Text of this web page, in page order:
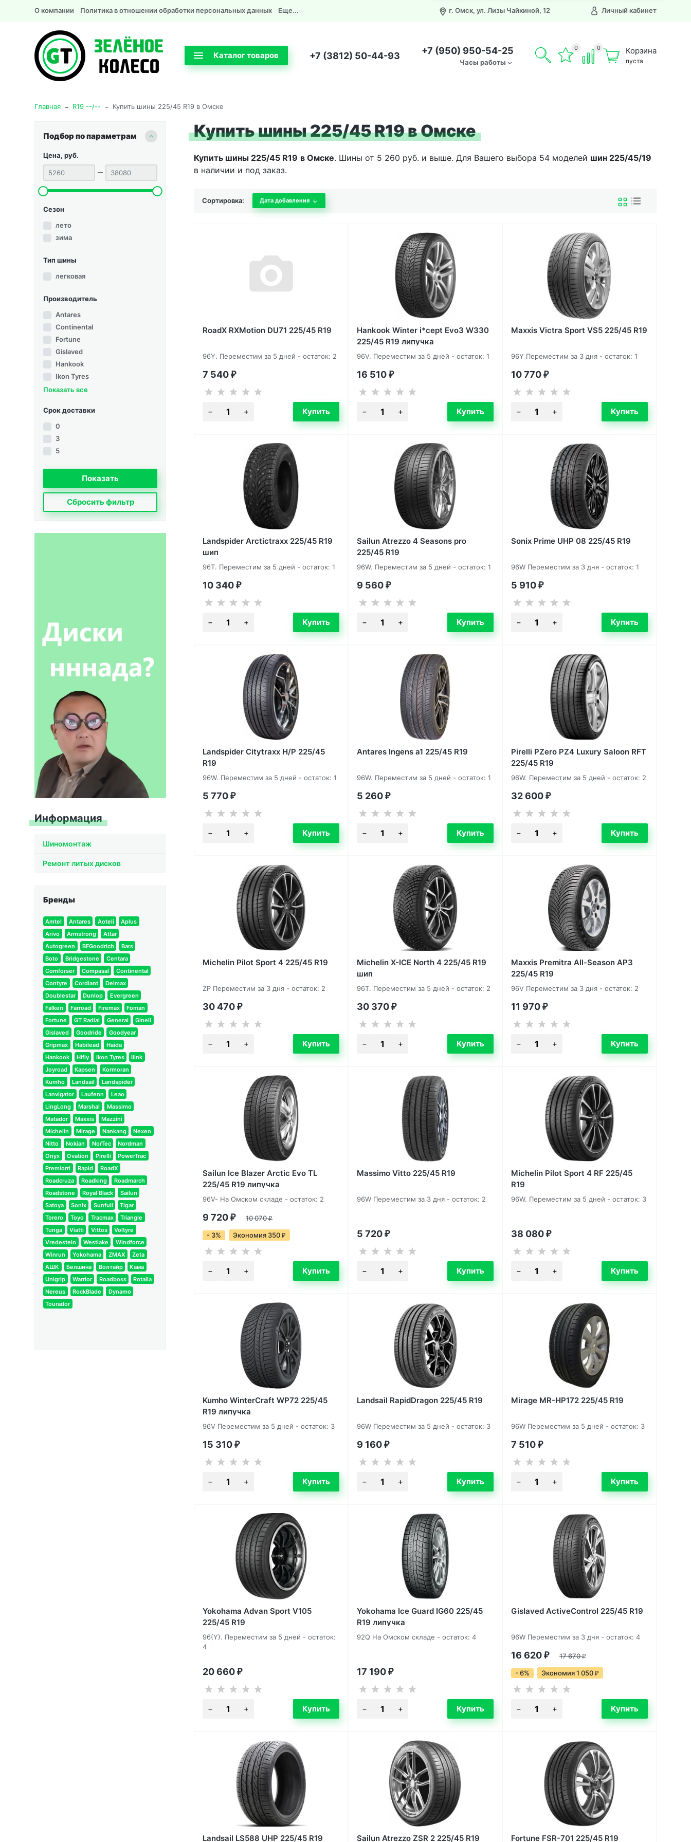
О компании Политика в отношении обработки персональных данных Еще... г. Омск, ул. Лизы Чайкиной, 12 Личный кабинет
Каталог товаров +7 (3812) 50-44-93 +7 (950) 950-54-25
Часы работы
0 0 Корзина
пуста
Главная - R19 --/-- - Купить шины 225/45 R19 в Омске
Подбор по параметрам
Цена, руб.
Сезон
лето
зима
Тип шины
легковая
Производитель
Antares
Continental
Fortune
Gislaved
Hankook
Ikon Tyres
Показать все
Срок доставки
0
3
5
Сбросить фильтр
Информация
Шиномонтаж
Ремонт литых дисков
Бренды
Amtel Antares Aoteli
Aplus
Arivo
Armstrong
Attar
Autogreen
BFGoodrich
Bars
Boto
Bridgestone
Centara
Comforser
Compasal
Continental
Contyre
Cordiant
Delmax
Doublestar
Dunlop
Evergreen
Falken
Farroad Firemax
Foman
Fortune
GT Radial General
Ginell
Gislaved
Goodride
Goodyear
Gripmax
Habilead
Haida
Hankook
Hifly Ikon Tyres
Ilink
Joyroad
Kapsen
Kormoran
Kumho
Landsail
Landspider
Lanvigator
Laufenn
Leao
LingLong
Marshal
Massimo
Matador
Maxxis
Mazzini
Michelin
Mirage Nankang
Nexen
Nitto
Nokian NorTec
Nordman
Onyx
Ovation Pirelli
PowerTrac
Premiorri
Rapid
RoadX
Roadcruza
Roadking
Roadmarch
Roadstone
Royal Black
Sailun
Satoya
Sonix Sunfull
Tigar
Torero
Toyo Tracmax
Triangle
Tunga
Viatti Vittos
Voltyre
Vredestein
Westlake
Windforce
Winrun
Yokohama ZMAX
Zeta
АШК
Белшина Волтайр
Кама
Unigrip
Warrior Roadboss
Rotalla
Nereus
RockBlade
Dynamo
Tourador
Купить шины 225/45 R19 в Омске
Купить шины 225/45 R19 в Омске. Шины от 5 260 руб. и выше. Для Вашего выбора 54 моделей шин 225/45/19
в наличии и под заказ.
Сортировка: Дата добавления
RoadX RXMotion DU71 225/45 R19
96Y. Переместим за 5 дней - остаток: 2
7 540 ₽
Hankook Winter i*cept Evo3 W330
225/45 R19 липучка
96V. Переместим за 5 дней - остаток: 1
16 510 ₽
Maxxis Victra Sport VS5 225/45 R19
96Y Переместим за 3 дня - остаток: 1
10 770 ₽
Landspider Arctictraxx 225/45 R19
шип
96T. Переместим за 5 дней - остаток: 1
10 340 ₽
Sailun Atrezzo 4 Seasons pro
225/45 R19
96W. Переместим за 5 дней - остаток: 1
9 560 ₽
Sonix Prime UHP 08 225/45 R19
96W Переместим за 3 дня - остаток: 1
5 910 ₽
Landspider Citytraxx H/P 225/45
R19
96W. Переместим за 5 дней - остаток: 1
5 770 ₽
Antares Ingens a1 225/45 R19
96W. Переместим за 5 дней - остаток: 1
5 260 ₽
Pirelli PZero PZ4 Luxury Saloon RFT
225/45 R19
96W. Переместим за 5 дней - остаток: 2
32 600 ₽
Michelin Pilot Sport 4 225/45 R19
ZP Переместим за 3 дня - остаток: 2
30 470 ₽
Michelin X-ICE North 4 225/45 R19
шип
96T. Переместим за 5 дней - остаток: 2
30 370 ₽
Maxxis Premitra All-Season AP3
225/45 R19
96V Переместим за 3 дня - остаток: 2
11 970 ₽
Sailun Ice Blazer Arctic Evo TL
225/45 R19 липучка
96V- На Омском складе - остаток: 2
9 720 ₽ 10 070₽
- 3% Экономия 350 ₽
Massimo Vitto 225/45 R19
96W Переместим за 3 дня - остаток: 2
5 720 ₽
Michelin Pilot Sport 4 RF 225/45
R19
96W. Переместим за 5 дней - остаток: 3
38 080 ₽
Kumho WinterCraft WP72 225/45
R19 липучка
96V Переместим за 5 дней - остаток: 3
15 310 ₽
Landsail RapidDragon 225/45 R19
96W Переместим за 5 дней - остаток: 3
9 160 ₽
Mirage MR-HP172 225/45 R19
96W Переместим за 5 дней - остаток: 3
7 510 ₽
Yokohama Advan Sport V105
225/45 R19
96(Y). Переместим за 5 дней - остаток:
4
20 660 ₽
Yokohama Ice Guard IG60 225/45
R19 липучка
92Q На Омском складе - остаток: 4
17 190 ₽
Gislaved ActiveControl 225/45 R19
96W Переместим за 3 дня - остаток: 4
16 620 ₽ 17 670₽
- 6% Экономия 1 050 ₽
Landsail LS588 UHP 225/45 R19 Sailun Atrezzo ZSR 2 225/45 R19 Fortune FSR-701 225/45 R19